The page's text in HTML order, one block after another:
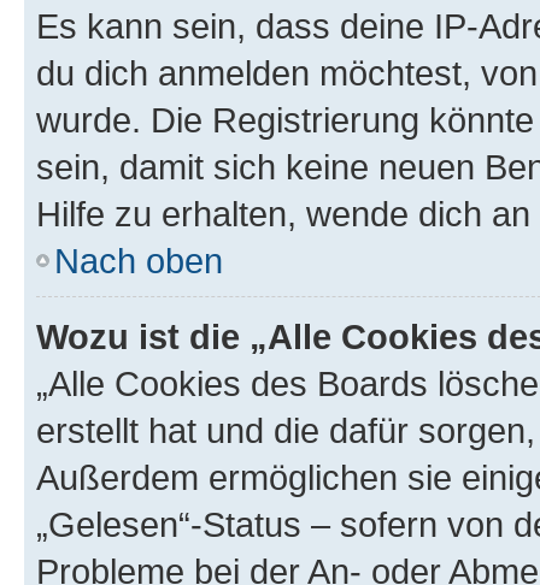
Es kann sein, dass deine IP-
du dich anmelden möchtest,
wurde. Die Registrierung
sein, damit sich keine neuen
Hilfe zu erhalten, wende dich
Nach oben
Wozu ist die „Alle Cookies
„Alle Cookies des Boards
erstellt hat und die dafür
Außerdem ermöglichen sie
„Gelesen“-Status – sofern von
Probleme bei der An- oder